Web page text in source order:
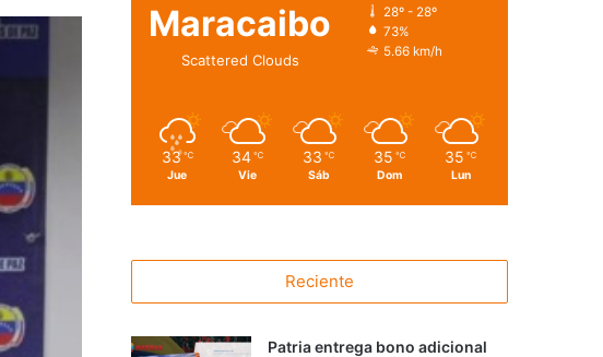
Maracaibo
Scattered Clouds
28º - 28º
73%
5.66 km/h
33 ℃
Jue
34 ℃
Vie
33 ℃
Sáb
35 ℃
Dom
35 ℃
Lun
Reciente
Patria entrega bono adicional